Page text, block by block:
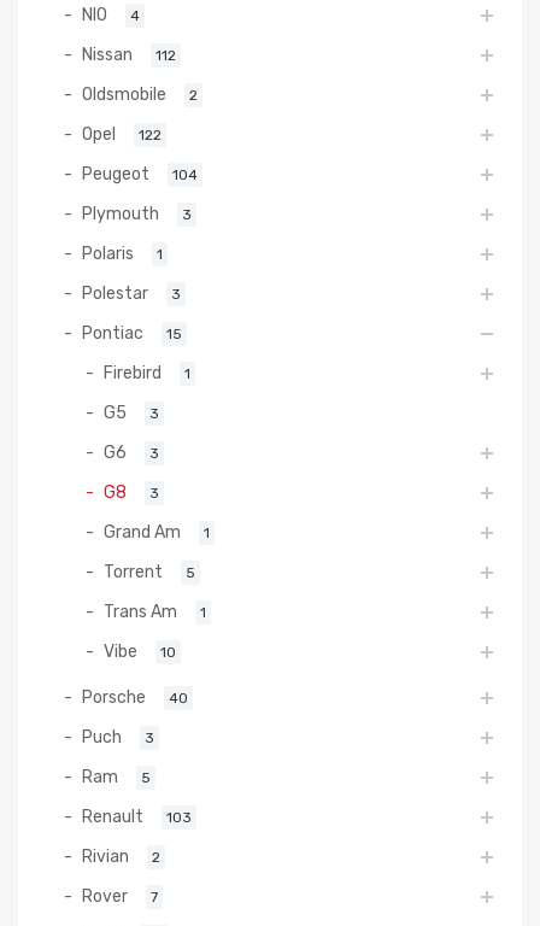
NIO 4
Nissan 112
Oldsmobile 2
Opel 122
Peugeot 104
Plymouth 3
Polaris 1
Polestar 3
Pontiac 15
Firebird 1
G5 3
G6 3
G8 3
Grand Am 1
Torrent 5
Trans Am 1
Vibe 10
Porsche 40
Puch 3
Ram 5
Renault 103
Rivian 2
Rover 7